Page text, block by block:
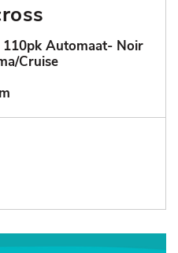
110pk Automaat- Noir
Cruise